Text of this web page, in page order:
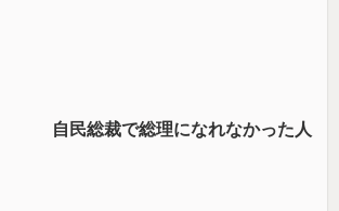
自民総裁で総理になれなかった人